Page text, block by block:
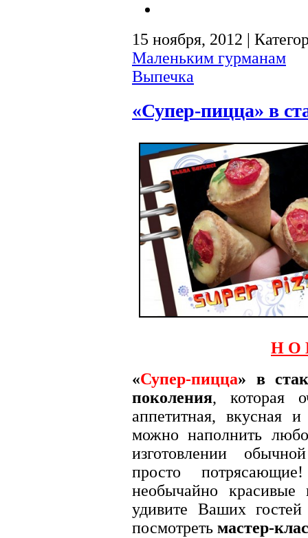
15 ноября, 2012 |
Маленьким гурманам
Выпечка
«Супер-пицца» в
Н О
«Супер-пицца» в
поколения, которая
аппетитная, вкусная
можно наполнить
изготовлении
просто
необычайно
удивите Ваших
посмотреть мастер-